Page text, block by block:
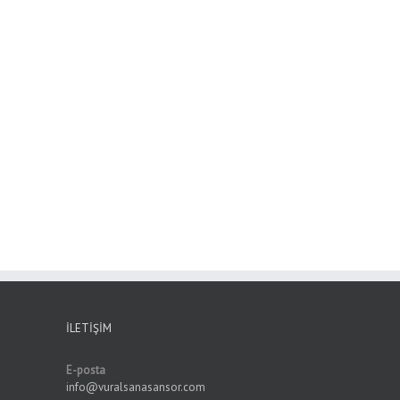
İLETIŞIM
E-posta
info@vuralsanasansor.com